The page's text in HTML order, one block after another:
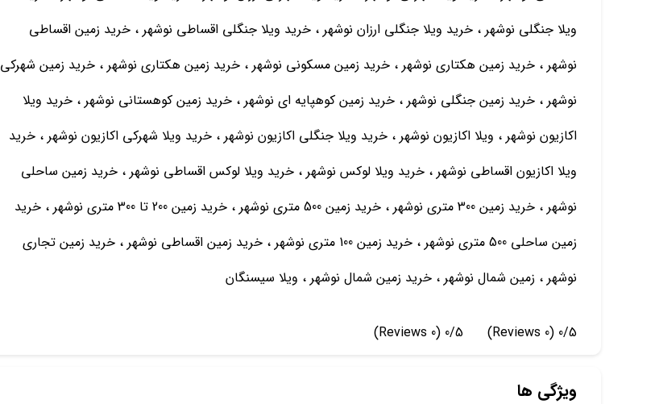
ویلا جنگلی نوشهر ، خرید ویلا جنگلی ارزان نوشهر ، خرید ویلا جنگلی اقساطی نوشهر ، خرید زمین اقساطی
نوشهر ، خرید زمین هکتاری نوشهر ، خرید زمین مسکونی نوشهر ، خرید زمین هکتاری نوشهر ، خرید زمین شهرکی
نوشهر ، خرید زمین جنگلی نوشهر ، خرید زمین کوهپایه ای نوشهر ، خرید زمین کوهستانی نوشهر ، خرید ویلا
اکازیون نوشهر ، ویلا اکازیون نوشهر ، خرید ویلا جنگلی اکازیون نوشهر ، خرید ویلا شهرکی اکازیون نوشهر ، خرید
ویلا اکازیون اقساطی نوشهر ، خرید ویلا لوکس نوشهر ، خرید ویلا لوکس اقساطی نوشهر ، خرید زمین ساحلی
نوشهر ، خرید زمین 300 متری نوشهر ، خرید زمین 500 متری نوشهر ، خرید زمین 200 تا 300 متری نوشهر ، خرید
زمین ساحلی 500 متری نوشهر ، خرید زمین 100 متری نوشهر ، خرید زمین اقساطی نوشهر ، خرید زمین تجاری
نوشهر ، زمین شمال نوشهر ، خرید زمین شمال نوشهر ، ویلا سیسنگان
0/5
(0 Reviews)
0/5
(0 Reviews)
ویژگی ها